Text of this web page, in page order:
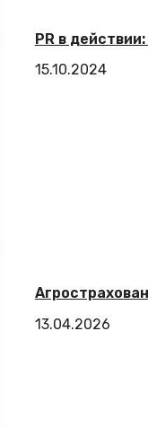
PR в
15.10.2024
13.04.2026